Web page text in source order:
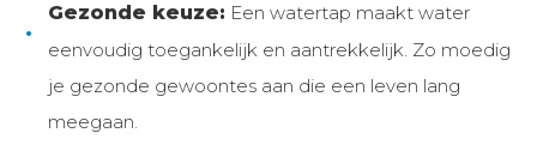
Gezonde keuze: Een watertap maakt water
eenvoudig toegankelijk en aantrekkelijk. Zo moedig
je gezonde gewoontes aan die een leven lang
meegaan.